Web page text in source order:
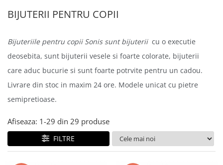
LANTURI CU PANDANTIV
BRATARI TIP ROZARIU
PANDANTIVE
BIJUTERII PENTRU COPII
PIERCING
Lanturi pentru EA
BRATARI
Bratari pentru EA
Bratari pentru EL
BIJUTERII PENTRU COPII
BRATARI PENTRU GLEZNA
INELE
BUTONI
BIJUTERII PENTRU COPII
Bijuteriile pentru copii Sonis sunt bijuterii cu o executie
deosebita, sunt bijuterii vesele si foarte colorate, bijuterii
care aduc bucurie si sunt foarte potrvite pentru un cadou.
Livrare din stoc in maxim 24 ore. Modele unicat cu pietre
semipretioase.
Afiseaza: 1-29 din 29 produse
FILTRE